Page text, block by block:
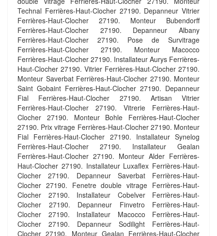
Technal Ferrières-Haut-Clocher 27190. Depanneur Vitrier
Ferrières-Haut-Clocher 27190. Monteur Bubendorff
Ferrières-Haut-Clocher 27190. Depanneur Albany
Ferrières-Haut-Clocher 27190. Pose de Survitrage
Ferrières-Haut-Clocher 27190. Monteur Macocco
Ferrières-Haut-Clocher 27190. Installateur Aurys Ferrières-
Haut-Clocher 27190. Vitrier Ferrières-Haut-Clocher 27190.
Monteur Saverbat Ferrières-Haut-Clocher 27190. Monteur
Saint Gobaint Ferrières-Haut-Clocher 27190. Depanneur
Fial Ferrières-Haut-Clocher 27190. Artisan Vitrier
Ferrières-Haut-Clocher 27190. Vitrerie Ferrières-Haut-
Clocher 27190. Monteur Bohle Ferrières-Haut-Clocher
27190. Prix vitrage Ferrières-Haut-Clocher 27190. Monteur
Fial Ferrières-Haut-Clocher 27190. Installateur Synelog
Ferrières-Haut-Clocher 27190. Installateur Gealan
Ferrières-Haut-Clocher 27190. Monteur Alder Ferrières-
Haut-Clocher 27190. Installateur Luxaflex Ferrières-Haut-
Clocher 27190. Depanneur Saverbat Ferrières-Haut-
Clocher 27190. Fenetre double vitrage Ferrières-Haut-
Clocher 27190. Installateur Cobelver Ferrières-Haut-
Clocher 27190. Depanneur Finvetro Ferrières-Haut-
Clocher 27190. Installateur Macocco Ferrières-Haut-
Clocher 27190. Depanneur Sodilight Ferrières-Haut-
Clocher 27190. Monteur Gealan Ferrières-Haut-Clocher